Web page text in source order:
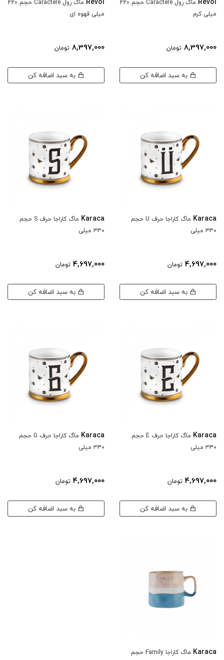
Revol
ماگ رول Caractere حجم 220
میلی کرم
8,397,000 تومان
Revol
ماگ رول Caractere حجم 220
میلی قهوه ای
8,397,000 تومان
Karaca
ماگ کاراجا حرف U حجم
۳3۰ میلی
4,697,000 تومان
Karaca
ماگ کاراجا حرف S حجم
۳3۰ میلی
4,697,000 تومان
Karaca
ماگ کاراجا حرف E حجم
۳3۰ میلی
4,697,000 تومان
Karaca
ماگ کاراجا حرف G حجم
۳3۰ میلی
4,697,000 تومان
Karaca
ماگ کاراجا Family حجم